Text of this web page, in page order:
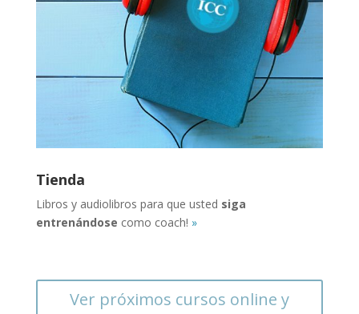
Tienda
Libros y audiolibros para que usted siga
entrenándose como coach! »
Ver próximos cursos online y